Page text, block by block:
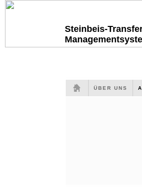
Steinbeis-
ÜBER UNS